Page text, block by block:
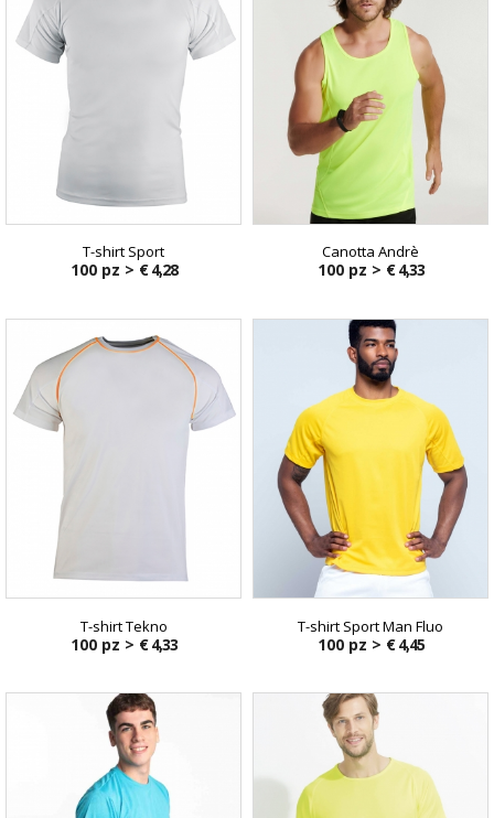
T-shirt Sport
100 pz > € 4,28
Canotta Andrè
100 pz > € 4,33
T-shirt Tekno
100 pz > € 4,33
T-shirt Sport Man Fluo
100 pz > € 4,45